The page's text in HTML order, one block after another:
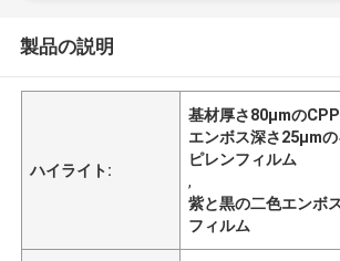
製品の説明
ハイライト:
基材厚さ80μmの
エンボス深さ25μm
ピレンフィルム
,
紫と黒の二色エンボ
フィルム